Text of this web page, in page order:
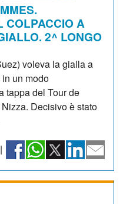
COLPACCIO A
2^ LONGO
voleva la gialla a
un modo
tappa del Tour de
Decisivo è stato
|